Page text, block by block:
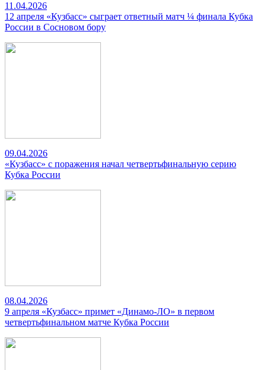
11.04.2026
12 апреля «Кузбасс» сыграет ответный матч ¼ финала Кубка
России в Сосновом бору
09.04.2026
«Кузбасс» с поражения начал четвертьфинальную серию
Кубка России
08.04.2026
9 апреля «Кузбасс» примет «Динамо-ЛО» в первом
четвертьфинальном матче Кубка России